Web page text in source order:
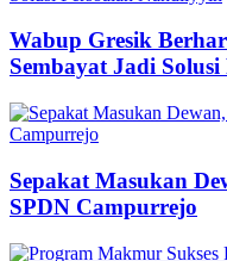
Wabup Gresik
Sembayat Jadi
Sepakat Masukan
SPDN Campurrejo